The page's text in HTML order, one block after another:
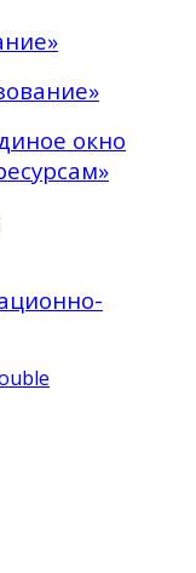
окно